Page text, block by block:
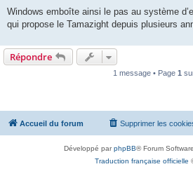
Windows emboîte ainsi le pas au système
qui propose le Tamazight depuis plusieurs
Répondre
1 message • Page 1
Accueil du forum Supprimer les
Développé parphpBB® Forum
Traduction française officielle